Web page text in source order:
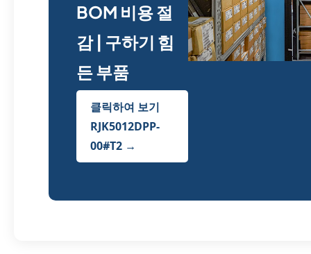
BOM 비용 절
감 | 구하기 힘
든 부품
클릭하여 보기
RJK5012DPP-
00#T2 →